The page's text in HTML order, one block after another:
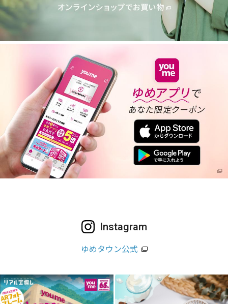
Instagram
ゆめタウン公式